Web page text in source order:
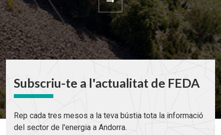
Subscriu-te a l'actualitat de FEDA
Rep cada tres mesos a la teva bústia tota la informació
del sector de l'energia a Andorra.